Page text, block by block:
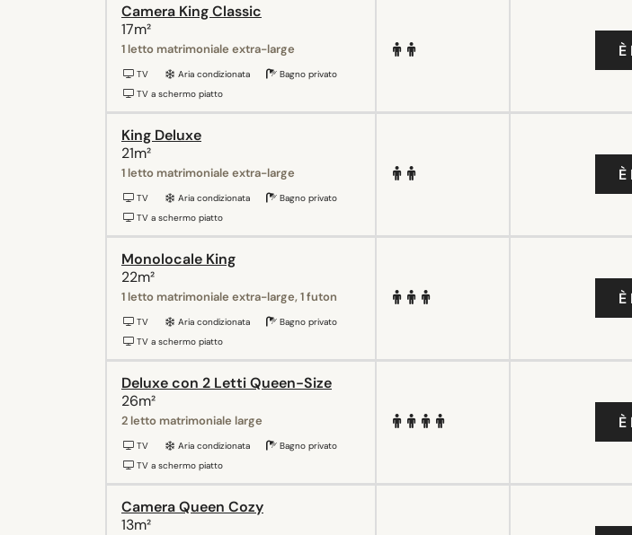
Camera King Classic
17m²
1 letto matrimoniale extra-large
TV Aria condizionata
Bagno privato
TV a schermo piatto
È
King Deluxe
21m²
1 letto matrimoniale extra-large
TV Aria condizionata
Bagno privato
TV a schermo piatto
È
Monolocale King
22m²
1 letto matrimoniale extra-large, 1 futon
TV Aria condizionata
Bagno privato
TV a schermo piatto
È
Deluxe con 2 Letti Queen-Size
26m²
2 letto matrimoniale large
TV Aria condizionata
Bagno privato
TV a schermo piatto
È
Camera Queen Cozy
13m²